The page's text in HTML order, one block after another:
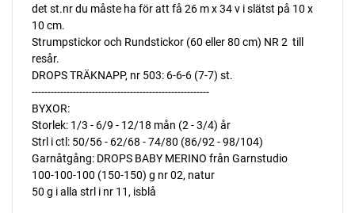
det st.nr du måste ha för att få 26 m x 34 v i slätst på 10 x
10 cm.
Strumpstickor och Rundstickor (60 eller 80 cm) NR 2  till
resår.
DROPS TRÄKNAPP, nr 503: 6-6-6 (7-7) st.
--------------------------------------------------------
BYXOR:
Storlek: 1/3 - 6/9 - 12/18 mån (2 - 3/4) år
Strl i ctl: 50/56 - 62/68 - 74/80 (86/92 - 98/104)
Garnåtgång: DROPS BABY MERINO från Garnstudio
100-100-100 (150-150) g nr 02, natur
50 g i alla strl i nr 11, isblå